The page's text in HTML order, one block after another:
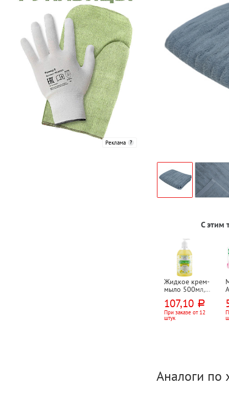
Реклама
С этим
Жидкое крем-
мыло 500мл,
"Ромашка",
дозатор
107,10 руб.
При заказе от 12
штук
Аналоги по